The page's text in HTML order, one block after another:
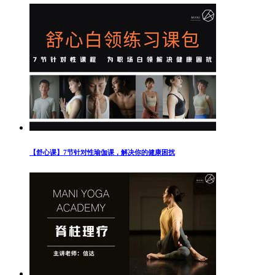
【舒心课】7节针对性瑜伽课，解决你的健康困扰